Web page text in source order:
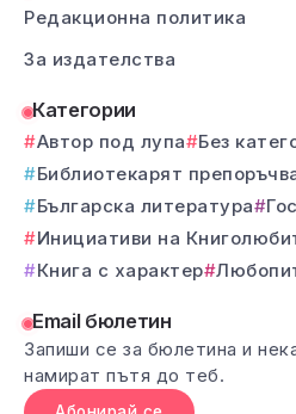
Редакционна политика
За издателства
Категории
Автор под лупа
Без
Библиотекарят
Българска литература
Инициативи на
Книга с характер
Email бюлетин
Запиши се за бюлетина и
намират пътя до теб.